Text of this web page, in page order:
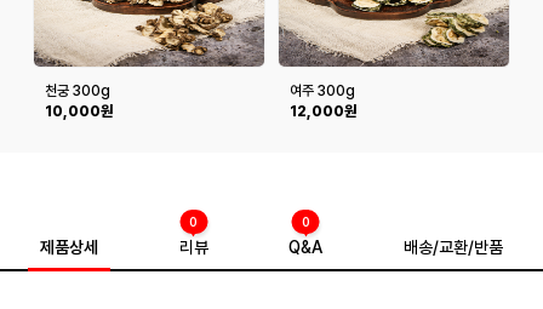
천궁 300g
10,000원
여주 300g
12,000원
제품상세 리뷰
0
Q&A
0
배송/교환/반품